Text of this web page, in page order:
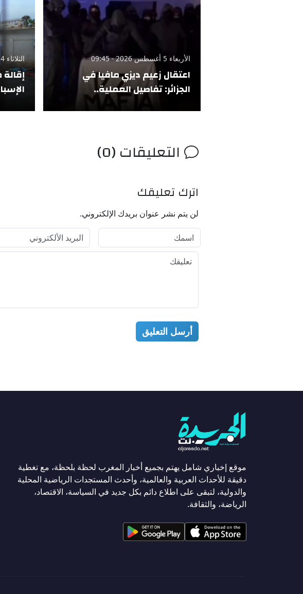
الأربعاء 5 أغسطس 2026 - 09:45
اعتقال زعيم ديزي مافيا في
الجزائر: تفاصيل العملية..
الثلاثاء 4 أغسطس 2026 - 18:38
التعليقات (0)
اترك تعليقك
لن يتم نشر عنوان بريدك الإلكتروني.
أرسل التعليق
موقع إخباري شامل يهتم بجميع أخبار المغرب لحظة بلحظة، مع تغطية
دقيقة للأحداث العربية والعالمية، وأحدث المستجدات الرياضية المحلية
والدولية، لتبقى على اطلاع دائم بكل جديد في السياسة، الاقتصاد،
الرياضة، والثقافة.